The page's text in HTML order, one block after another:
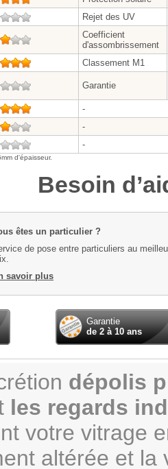
Rejet des UV
Coefficient
d'assombrissement
Classement M1
Garantie
-
-
-
d'épaisseur.
Besoin
êtes un particulier ?
de pose entre particuliers au
savoir plus
Garantie
de 2 à 10 ans
dépolis
les regards
votre vitrage
altérée et la